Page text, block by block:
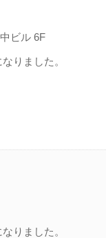
ビル 6F
りました。
りました。